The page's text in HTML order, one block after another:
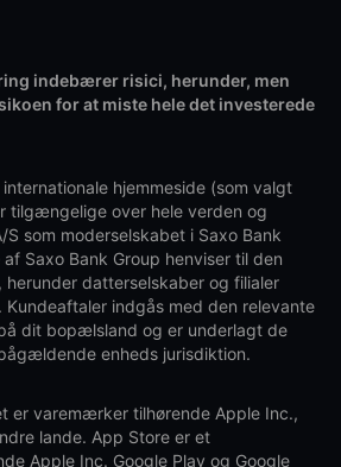
indebærer risici, herunder, men
for at miste hele det investerede
hjemmeside (som valgt
tilgængelige over hele verden og
som moderselskabet i Saxo Bank
Saxo Bank Group henviser til den
herunder datterselskaber og filialer
Kundeaftaler indgås med den relevante
dit bopælsland og er underlagt de
enheds jurisdiktion.
er varemærker tilhørende Apple Inc.,
lande. App Store er et
Apple Inc. Google Play og Google